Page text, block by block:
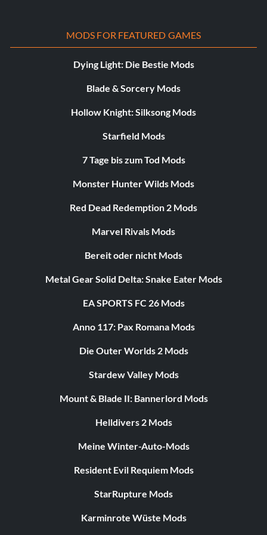
MODS FOR FEATURED GAMES
Dying Light: Die Bestie Mods
Blade & Sorcery Mods
Hollow Knight: Silksong Mods
Starfield Mods
7 Tage bis zum Tod Mods
Monster Hunter Wilds Mods
Red Dead Redemption 2 Mods
Marvel Rivals Mods
Bereit oder nicht Mods
Metal Gear Solid Delta: Snake Eater Mods
EA SPORTS FC 26 Mods
Anno 117: Pax Romana Mods
Die Outer Worlds 2 Mods
Stardew Valley Mods
Mount & Blade II: Bannerlord Mods
Helldivers 2 Mods
Meine Winter-Auto-Mods
Resident Evil Requiem Mods
StarRupture Mods
Karminrote Wüste Mods